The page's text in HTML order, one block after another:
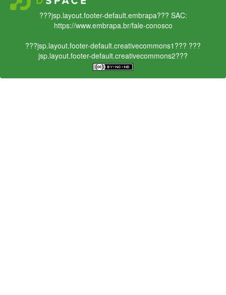
???jsp.layout.footer-default.embrapa??? SAC:
https://www.embrapa.br/fale-conosco
???jsp.layout.footer-default.creativecommons1??? ???
jsp.layout.footer-default.creativecommons2???